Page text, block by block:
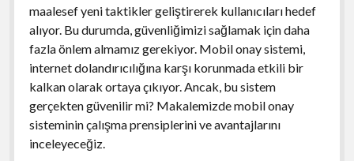
maalesef yeni taktikler geliştirerek kullanıcıları hedef
alıyor. Bu durumda, güvenliğimizi sağlamak için daha
fazla önlem almamız gerekiyor. Mobil onay sistemi,
internet dolandırıcılığına karşı korunmada etkili bir
kalkan olarak ortaya çıkıyor. Ancak, bu sistem
gerçekten güvenilir mi? Makalemizde mobil onay
sisteminin çalışma prensiplerini ve avantajlarını
inceleyeceğiz.